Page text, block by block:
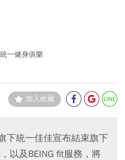
一健身俱樂
加入收藏
下統一佳佳宣布結束旗下
以及BEING fit服務，將